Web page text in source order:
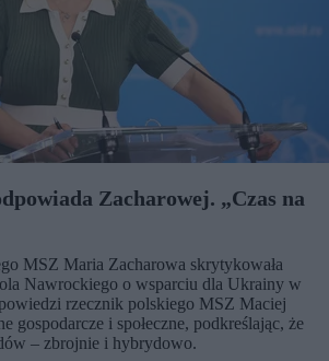
Zacharowej. „Czas na
MSZ Maria Zacharowa skrytykowała
Nawrockiego o wsparciu dla Ukrainy w
rzecznik polskiego MSZ Maciej
gospodarcze i społeczne, podkreślając, że
– zbrojnie i hybrydowo.